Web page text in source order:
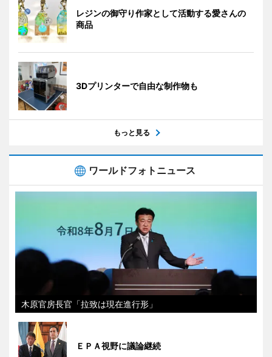
レジンの御守り作家として活動する愛さんの
商品
3Dプリンターで自由な制作物も
もっと見る
ワールドフォトニュース
木原官房長官「拉致は現在進行形」
ＥＰＡ視野に議論継続